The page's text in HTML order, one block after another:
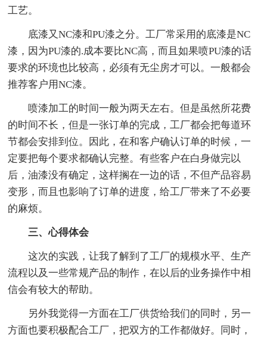
工艺。
底漆又NC漆和PU漆之分。工厂常采用的底漆是NC
漆，因为PU漆的.成本要比NC高，而且如果喷PU漆的话
要求的环境也比较高，必须有无尘房才可以。一般都会
推荐客户用NC漆。
喷漆加工的时间一般为两天左右。但是虽然所花费
的时间不长，但是一张订单的完成，工厂都会把每道环
节都会安排到位。因此，在和客户确认订单的时候，一
定要把每个要求都确认完整。有些客户在白身做完以
后，油漆没有确定，这样搁在一边的话，不但产品容易
变形，而且也影响了订单的进度，给工厂带来了不必要
的麻烦。
三、心得体会
这次的实践，让我了解到了工厂的规模水平、生产
流程以及一些常规产品的制作，在以后的业务操作中相
信会有较大的帮助。
另外我觉得一方面在工厂供货给我们的同时，另一
方面也要积极配合工厂，把双方的工作都做好。同时，